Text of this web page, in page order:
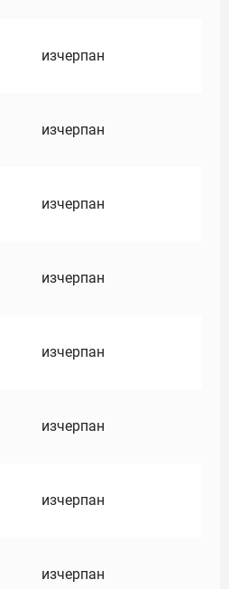
изчерпан
изчерпан
изчерпан
изчерпан
изчерпан
изчерпан
изчерпан
изчерпан